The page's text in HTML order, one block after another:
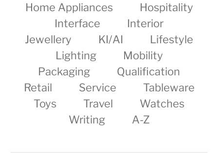
Home Appliances
Hospitality
Interface
Interior
Jewellery
KI/AI
Lifestyle
Lighting
Mobility
Packaging
Qualification
Retail
Service
Tableware
Toys
Travel
Watches
Writing
A-Z